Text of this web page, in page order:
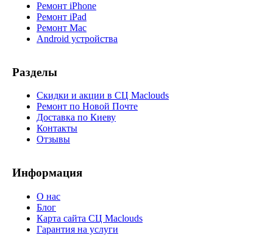
Ремонт iPhone
Ремонт iPad
Ремонт Mac
Android устройства
Разделы
Скидки и акции в СЦ Maclouds
Ремонт по Новой Почте
Доставка по Киеву
Контакты
Отзывы
Информация
О нас
Блог
Карта сайта СЦ Maclouds
Гарантия на услуги